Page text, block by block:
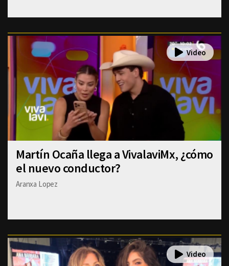
Martín Ocaña llega a VivalaviMx, ¿cómo
el nuevo conductor?
Aranxa Lopez